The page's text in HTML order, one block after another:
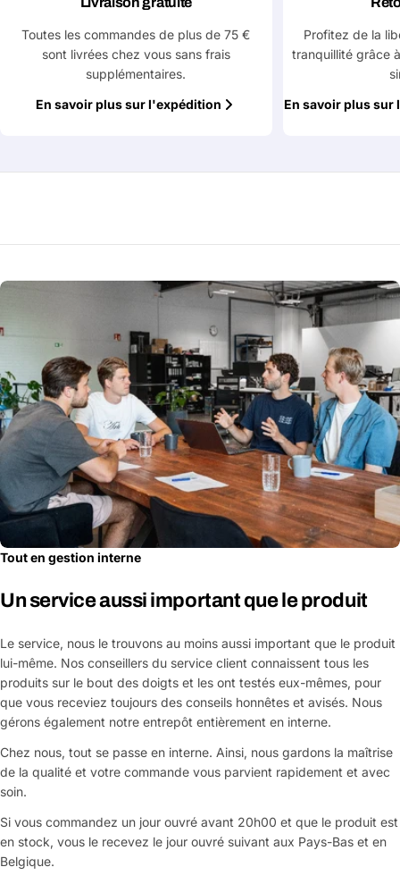
message
Les champs marqués d'un * sont obligatoires
Toutes les commandes de plus de 75 €
sont livrées chez vous sans frais
supplémentaires.
En savoir plus sur l'expédition
Profitez de la
tranquillité grâce
En savoir plus sur
Tout en gestion interne
Un service aussi important que le produit
Le service, nous le trouvons au moins aussi important que le produit
lui-même. Nos conseillers du service client connaissent tous les
produits sur le bout des doigts et les ont testés eux-mêmes, pour
que vous receviez toujours des conseils honnêtes et avisés. Nous
gérons également notre entrepôt entièrement en interne.
Chez nous, tout se passe en interne. Ainsi, nous gardons la maîtrise
de la qualité et votre commande vous parvient rapidement et avec
soin.
Si vous commandez un jour ouvré avant 20h00 et que le produit est
en stock, vous le recevez le jour ouvré suivant aux Pays-Bas et en
Belgique.